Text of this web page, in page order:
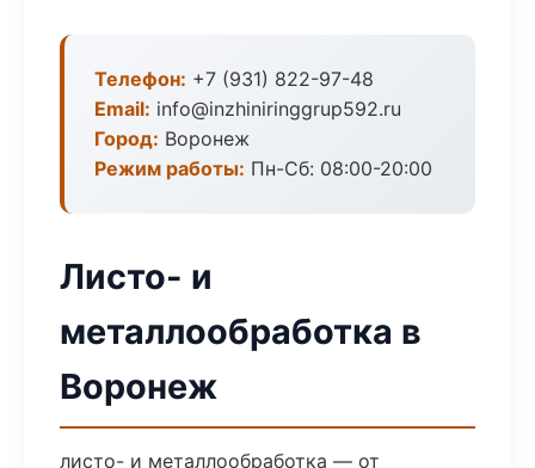
Телефон: +7 (931) 822-97-48
Email: info@inzhiniringgrup592.ru
Город: Воронеж
Режим работы: Пн-Сб: 08:00-20:00
Листо- и
металлообработка в
Воронеж
листо- и металлообработка — от